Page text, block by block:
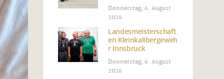
Donnerstag, 6. August
2026
Landesmeisterschaft
en Kleinkalibergeweh
r Innsbruck
Donnerstag, 6. August
2026